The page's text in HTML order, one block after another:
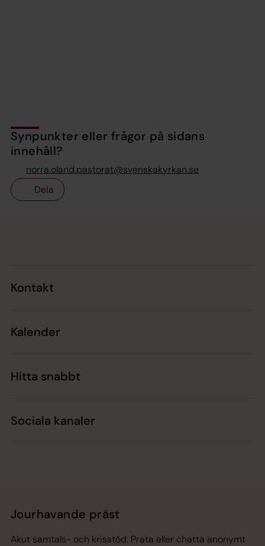
Synpunkter eller frågor på sidans
innehåll?
norra.oland.pastorat@svenskakyrkan.se
Dela
Kontakt
Kalender
Hitta snabbt
Sociala kanaler
Jourhavande präst
Akut samtals- och krisstöd. Prata eller chatta anonymt